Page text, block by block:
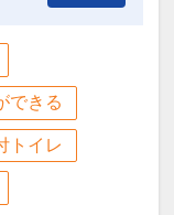
できる
トイレ